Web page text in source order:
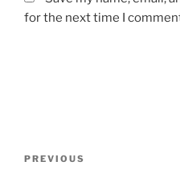
for the next time I
Previous
PREVIOUS